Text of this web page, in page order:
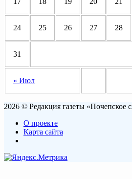
« Июл
24 25 26 27 28
31
2026 © Редакция газеты «Почепское
О проекте
Карта сайта